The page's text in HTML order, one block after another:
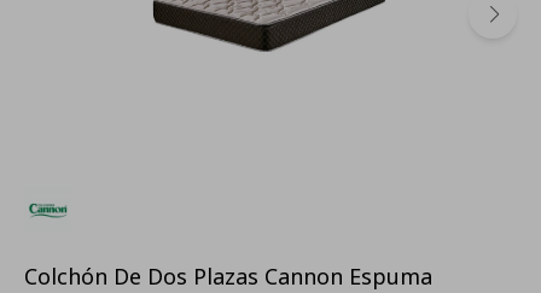
Colchón De Dos Plazas Cannon Espuma